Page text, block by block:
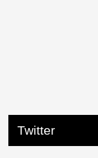
Twitter